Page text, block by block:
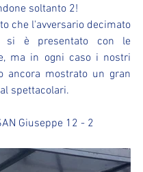
soltanto 2!
che l'avversario decimato
si è presentato con le
ma in ogni caso i nostri
ancora mostrato un gran
spettacolari.
Giuseppe 12 - 2